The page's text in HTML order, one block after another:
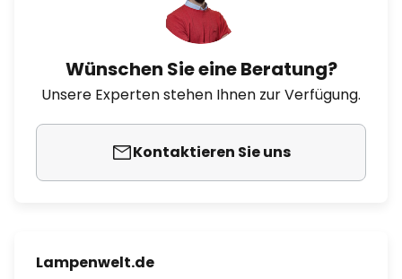
Wünschen Sie eine Beratung?
Unsere Experten stehen Ihnen zur Verfügung.
Kontaktieren Sie uns
Lampenwelt.de